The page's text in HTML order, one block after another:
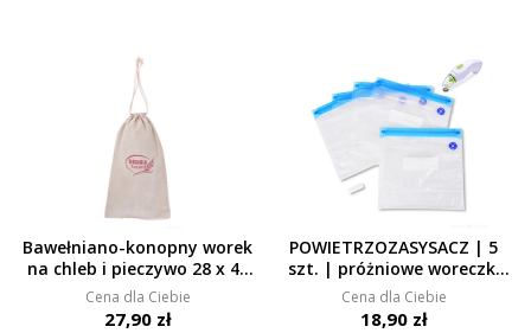
Bawełniano-konopny worek
na chleb i pieczywo 28 x 48
cm
Cena dla Ciebie
27,90 zł
POWIETRZOZASYSACZ | 5
szt. | próżniowe woreczki
strunowe 1,3 L z zaworkiem
Cena dla Ciebie
18,90 zł